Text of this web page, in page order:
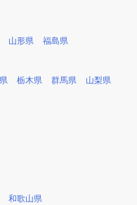
山形県 福島県
栃木県 群馬県 山梨県
和歌山県